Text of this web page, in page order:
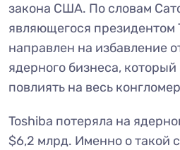
закона США. По словам
являющегося президентом
направлен на избавление
ядерного бизнеса,
повлиять на весь
Toshiba потеряла на
$6,2 млрд. Именно о такой